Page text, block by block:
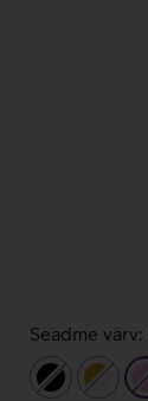
Seadme värv:
must